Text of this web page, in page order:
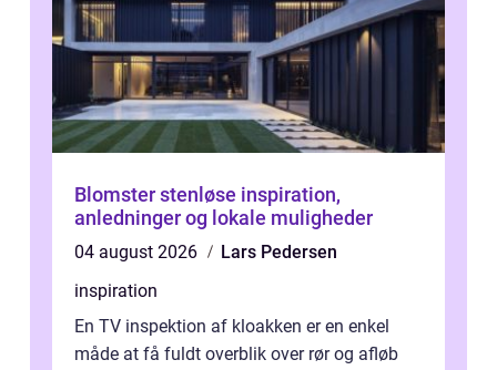
Blomster stenløse inspiration,
anledninger og lokale muligheder
04 august 2026
Lars Pedersen
inspiration
En TV inspektion af kloakken er en enkel
måde at få fuldt overblik over rør og afløb